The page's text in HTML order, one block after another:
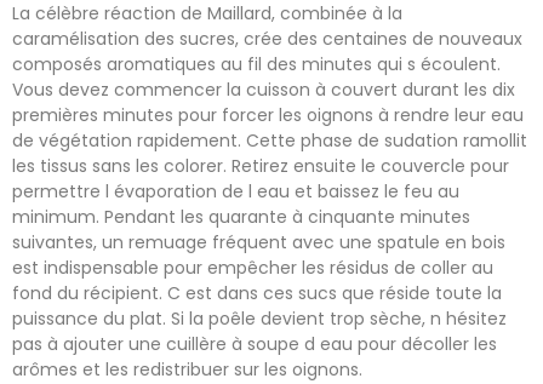
La célèbre réaction de Maillard, combinée à la
caramélisation des sucres, crée des centaines de nouveaux
composés aromatiques au fil des minutes qui s écoulent.
Vous devez commencer la cuisson à couvert durant les dix
premières minutes pour forcer les oignons à rendre leur eau
de végétation rapidement. Cette phase de sudation ramollit
les tissus sans les colorer. Retirez ensuite le couvercle pour
permettre l évaporation de l eau et baissez le feu au
minimum. Pendant les quarante à cinquante minutes
suivantes, un remuage fréquent avec une spatule en bois
est indispensable pour empêcher les résidus de coller au
fond du récipient. C est dans ces sucs que réside toute la
puissance du plat. Si la poêle devient trop sèche, n hésitez
pas à ajouter une cuillère à soupe d eau pour décoller les
arômes et les redistribuer sur les oignons.